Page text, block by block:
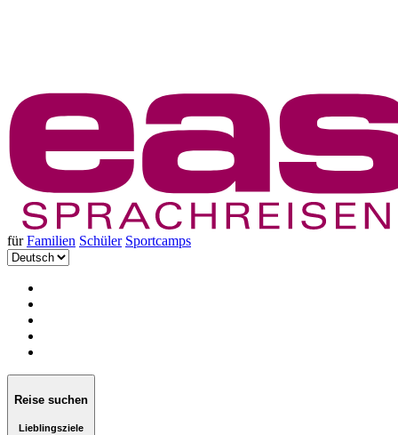
für Familien Schüler Sportcamps
Reise suchen
Lieblingsziele